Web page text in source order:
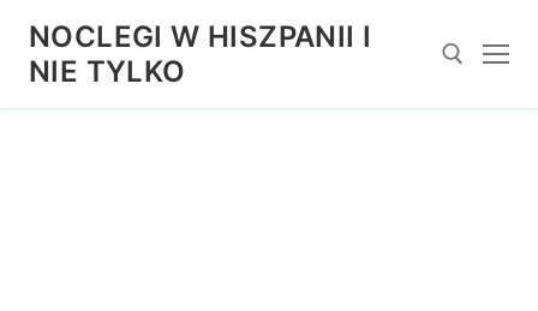
treści
NOCLEGI W HISZPANII I
NIE TYLKO